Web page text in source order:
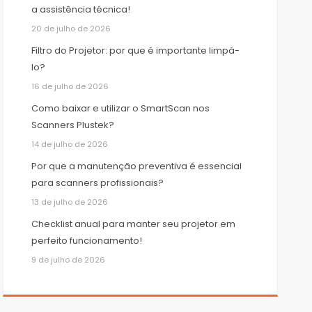
a assistência técnica!
20 de julho de 2026
Filtro do Projetor: por que é importante limpá-
lo?
16 de julho de 2026
Como baixar e utilizar o SmartScan nos
Scanners Plustek?
14 de julho de 2026
Por que a manutenção preventiva é essencial
para scanners profissionais?
13 de julho de 2026
Checklist anual para manter seu projetor em
perfeito funcionamento!
9 de julho de 2026